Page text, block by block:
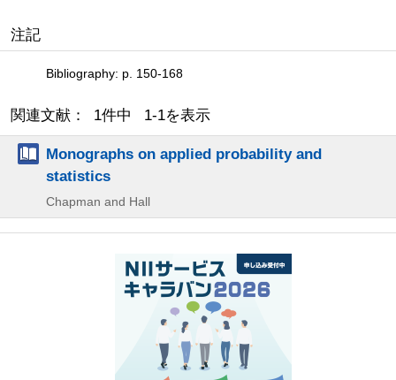
注記
Bibliography: p. 150-168
関連文献： 1件中 1-1を表示
Monographs on applied probability and
statistics
Chapman and Hall